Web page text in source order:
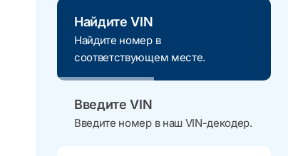
Найдите VIN
Найдите номер в
соответствующем месте.
Введите VIN
Введите номер в наш VIN-декодер.